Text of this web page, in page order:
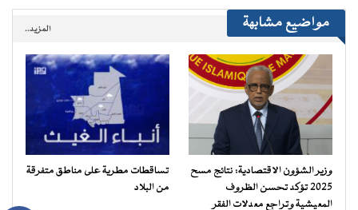
مواضيع مشابهة المزيد..
وزير الشؤون الاقتصادية: نتائج مسح
2025 تؤكد تحسن الظروف
المعيشية وتراجع معدلات الفقر
تساقطات مطرية على مناطق متفرقة
من البلاد